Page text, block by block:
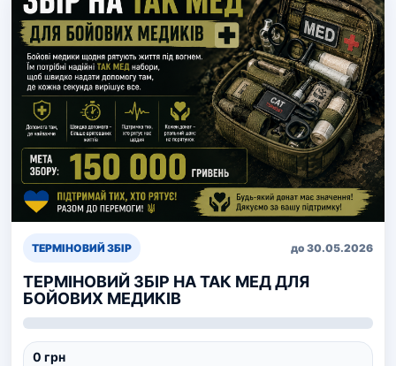
ТЕРМІНОВИЙ ЗБІР до 30.05.2026
ТЕРМІНОВИЙ ЗБІР НА ТАК МЕД ДЛЯ
БОЙОВИХ МЕДИКІВ
0 грн